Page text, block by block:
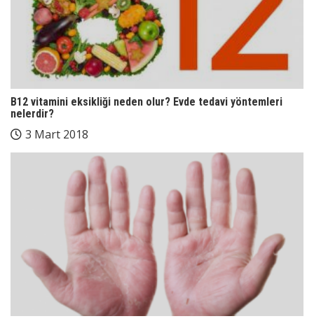
B12 vitamini eksikliği neden olur? Evde tedavi yöntemleri
nelerdir?
3 Mart 2018